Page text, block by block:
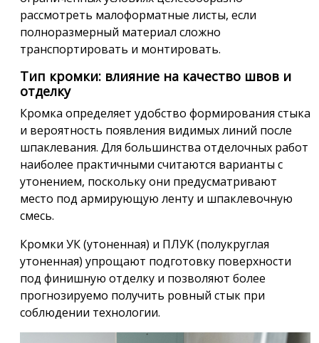
рассмотреть малоформатные листы, если
полноразмерный материал сложно
транспортировать и монтировать.
Тип кромки: влияние на качество швов и
отделку
Кромка определяет удобство формирования стыка
и вероятность появления видимых линий после
шпаклевания. Для большинства отделочных работ
наиболее практичными считаются варианты с
утонением, поскольку они предусматривают
место под армирующую ленту и шпаклевочную
смесь.
Кромки УК (утоненная) и ПЛУК (полукруглая
утоненная) упрощают подготовку поверхности
под финишную отделку и позволяют более
прогнозируемо получить ровный стык при
соблюдении технологии.